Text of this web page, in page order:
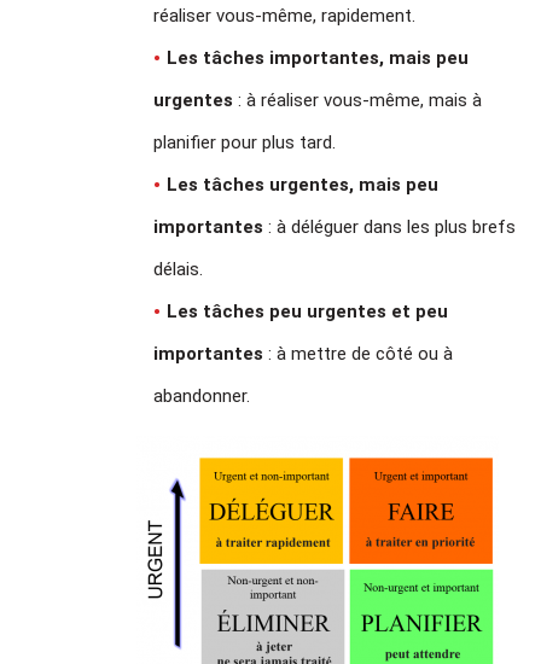
réaliser vous-même, rapidement.
Les tâches importantes, mais peu
urgentes : à réaliser vous-même, mais à
planifier pour plus tard.
Les tâches urgentes, mais peu
importantes : à déléguer dans les plus brefs
délais.
Les tâches peu urgentes et peu
importantes : à mettre de côté ou à
abandonner.